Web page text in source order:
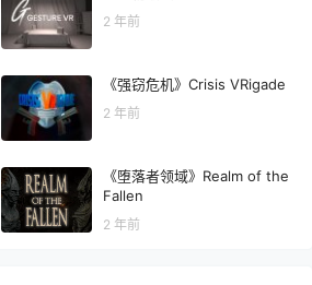
2 年前
《强窃危机》Crisis VRigade
2 年前
《堕落者领域》Realm of the
Fallen
2 年前